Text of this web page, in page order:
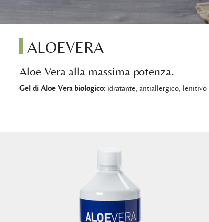
ALOEVERA
Aloe Vera alla massima potenza.
Gel di Aloe Vera biologico:idratante, antiallergico, lenitivo